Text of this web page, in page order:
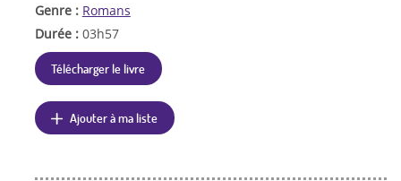
Genre : Romans
Durée : 03h57
Télécharger le livre
Ajouter à ma liste